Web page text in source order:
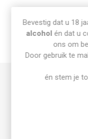
INFO
Di t.e.m. Za:
Bestellingen op
Bevestig dat u 18
alcohol én dat u
ons om
Door gebruik te
én stem je